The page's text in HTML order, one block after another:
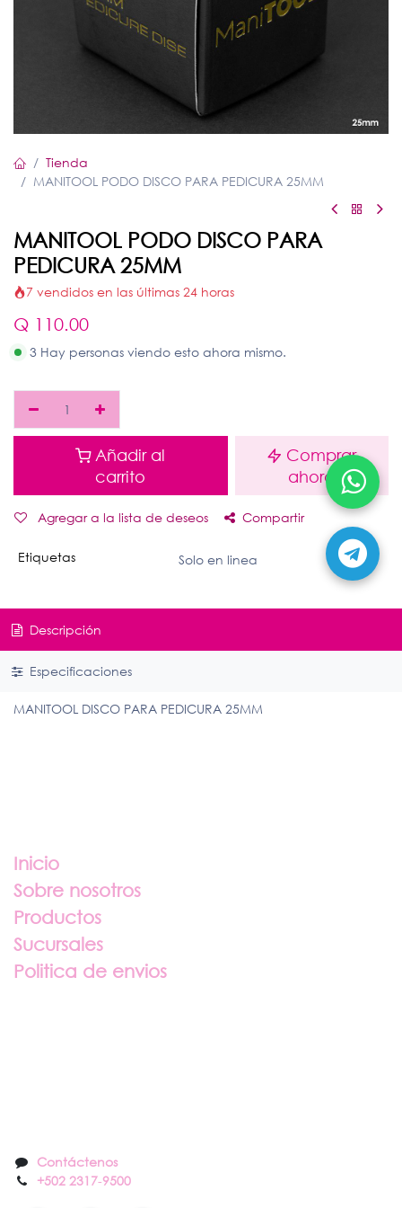
Tienda
MANITOOL PODO DISCO PARA PEDICURA 25MM
MANITOOL PODO DISCO PARA
PEDICURA 25MM
7 vendidos en las últimas 24 horas
Q 110.00
3 Hay personas viendo esto ahora mismo.
Añadir al
carrito
Comprar
ahora
Agregar a la lista de deseos Compartir
Etiquetas Solo en linea
Descripción
Especificaciones
MANITOOL DISCO PARA PEDICURA 25MM
Inicio
Sobre nosotros
Productos
Sucursales
Politica de envios
Contáctenos
+502 2317-9500